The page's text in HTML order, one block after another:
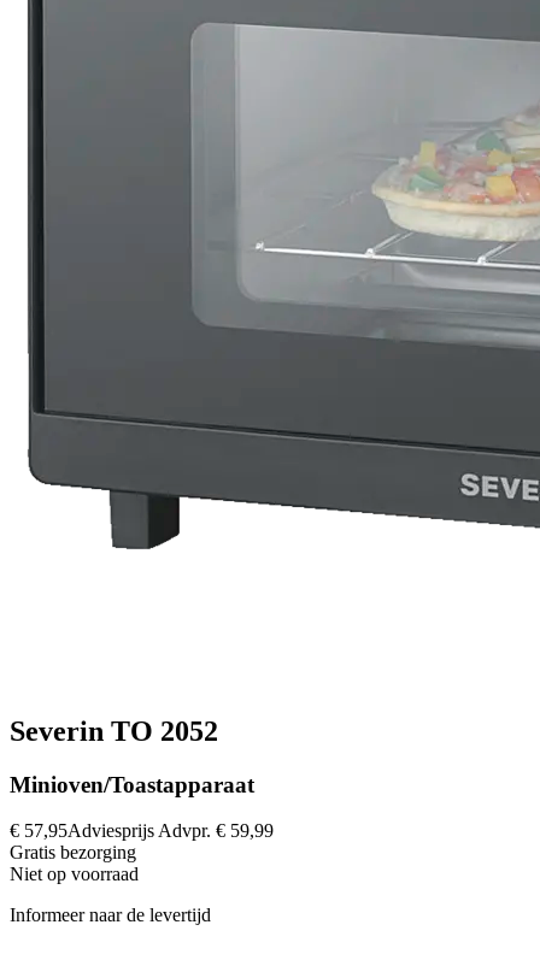
Severin TO 2052
Minioven/Toastapparaat
€ 57,95Adviesprijs Advpr. € 59,99
Gratis bezorging
Niet op voorraad
Informeer naar de levertijd